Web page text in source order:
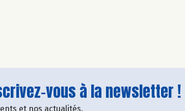
vous à la newsletter !
et nos actualités.